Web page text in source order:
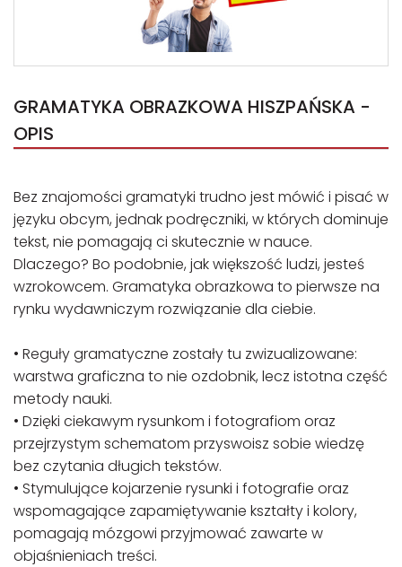
GRAMATYKA OBRAZKOWA HISZPAŃSKA -
OPIS
Bez znajomości gramatyki trudno jest mówić i pisać w
języku obcym, jednak podręczniki, w których dominuje
tekst, nie pomagają ci skutecznie w nauce.
Dlaczego? Bo podobnie, jak większość ludzi, jesteś
wzrokowcem. Gramatyka obrazkowa to pierwsze na
rynku wydawniczym rozwiązanie dla ciebie.
• Reguły gramatyczne zostały tu zwizualizowane:
warstwa graficzna to nie ozdobnik, lecz istotna część
metody nauki.
• Dzięki ciekawym rysunkom i fotografiom oraz
przejrzystym schematom przyswoisz sobie wiedzę
bez czytania długich tekstów.
• Stymulujące kojarzenie rysunki i fotografie oraz
wspomagające zapamiętywanie kształty i kolory,
pomagają mózgowi przyjmować zawarte w
objaśnieniach treści.